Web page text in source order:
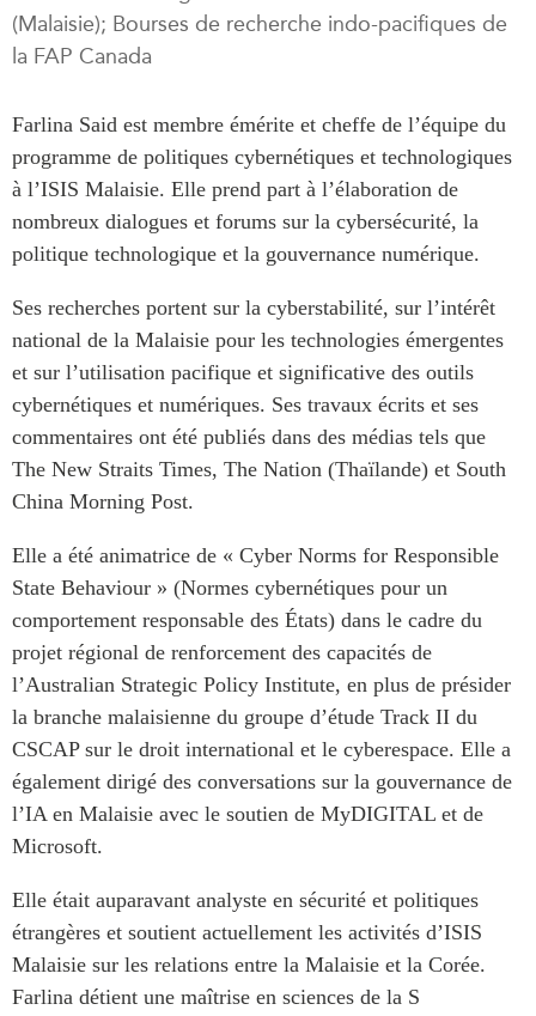
Rapports Annuels
Toutes les publications
Asie du Sud-Est
Asie du Nord
Commerce avec l’Asie
CPTPP Portal
Bourses
Auteurs
PROGRAMMES
Initiative indo-pacifique
Dialogues et tables rondes
Centre sur les minéraux
critiques du Canada et de
Enjeux émergents
En éducation
Missions commerciales
Le Partenariat APEC-
Canada pour la croissance
des entreprises
i-LEAD
RÉSEAUX
CanWIN
Attachés supérieurs de
Communiqués
PUBLICATIONS
Observatoire Asie
Perspectives
Rapports et notes de
synthèse
Réflexions stratégiques
Explications
Études de cas
Sondages
Pleins feux
NOTRE RÉSEAU DE
SITES WEB
Programme d’études Asie-
Pacifique
Investment Monitor
Projet APEC-Canada pour
l’expansion du partenariat
Asie
CPTPP Portal
(Malaisie); Bourses de recherche indo-pacifiques de
la FAP Canada
Farlina Said est membre émérite et cheffe de l’équipe du
programme de politiques cybernétiques et technologiques
à l’ISIS Malaisie. Elle prend part à l’élaboration de
nombreux dialogues et forums sur la cybersécurité, la
politique technologique et la gouvernance numérique.
Ses recherches portent sur la cyberstabilité, sur l’intérêt
national de la Malaisie pour les technologies émergentes
et sur l’utilisation pacifique et significative des outils
cybernétiques et numériques. Ses travaux écrits et ses
commentaires ont été publiés dans des médias tels que
The New Straits Times, The Nation (Thaïlande) et South
China Morning Post.
Elle a été animatrice de « Cyber Norms for Responsible
State Behaviour » (Normes cybernétiques pour un
comportement responsable des États) dans le cadre du
projet régional de renforcement des capacités de
l’Australian Strategic Policy Institute, en plus de présider
la branche malaisienne du groupe d’étude Track II du
CSCAP sur le droit international et le cyberespace. Elle a
également dirigé des conversations sur la gouvernance de
l’IA en Malaisie avec le soutien de MyDIGITAL et de
Microsoft.
Elle était auparavant analyste en sécurité et politiques
étrangères et soutient actuellement les activités d’ISIS
Malaisie sur les relations entre la Malaisie et la Corée.
Farlina détient une maîtrise en sciences de la S